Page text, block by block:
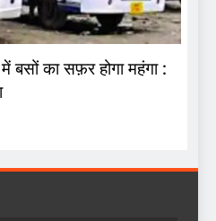
बसों का सफ़र होगा महंगा :